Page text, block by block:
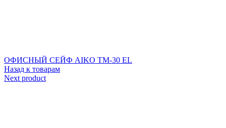
ОФИСНЫЙ СЕЙФ AIKO ТМ-30 EL
Назад к товарам
Next product